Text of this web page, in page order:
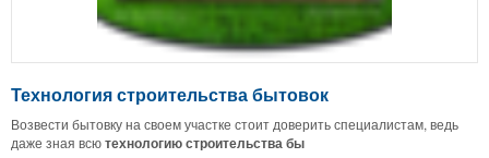
Технология строительства бытовок
Возвести бытовку на своем участке стоит доверить специалистам, ведь
даже зная всютехнологию строительства бы